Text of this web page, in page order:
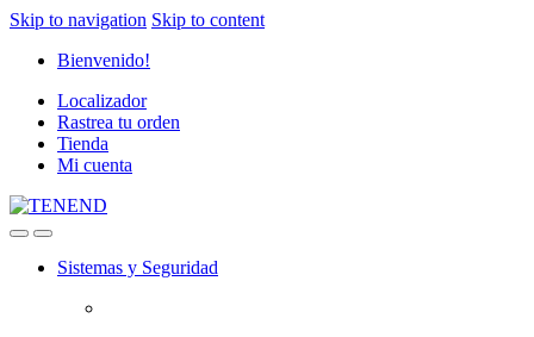
Skip to navigation Skip to content
Bienvenido!
Localizador
Rastrea tu orden
Tienda
Mi cuenta
Sistemas y Seguridad